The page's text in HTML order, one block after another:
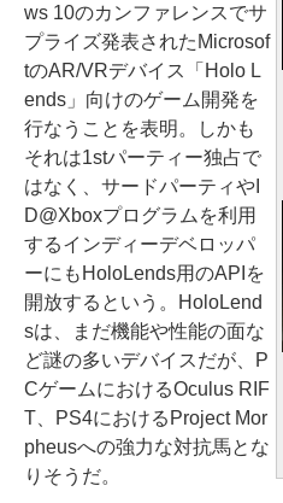
ws 10のカンファレンスでサ
プライズ発表されたMicrosof
tのAR/VRデバイス「Holo L
ends」向けのゲーム開発を
行なうことを表明。しかも
それは1stパーティー独占で
はなく、サードパーティやI
D@Xboxプログラムを利用
するインディーデベロッパ
ーにもHoloLends用のAPIを
開放するという。HoloLend
sは、まだ機能や性能の面な
ど謎の多いデバイスだが、P
CゲームにおけるOculus RIF
T、PS4におけるProject Mor
pheusへの強力な対抗馬とな
りそうだ。